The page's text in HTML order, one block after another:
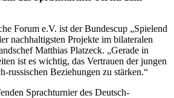
Forum e.V. ist der Bundescup „Spielend
nachhaltigsten Projekte im bilateralen
Matthias Platzeck. „Gerade in
ist es wichtig, das Vertrauen der jungen
russischen Beziehungen zu stärken.“
Sprachturnier des Deutsch-